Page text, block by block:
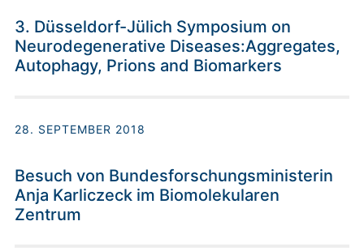
3. Düsseldorf-Jülich Symposium on
Neurodegenerative Diseases:Aggregates,
Autophagy, Prions and Biomarkers
28. SEPTEMBER 2018
Besuch von Bundesforschungsministerin
Anja Karliczeck im Biomolekularen
Zentrum